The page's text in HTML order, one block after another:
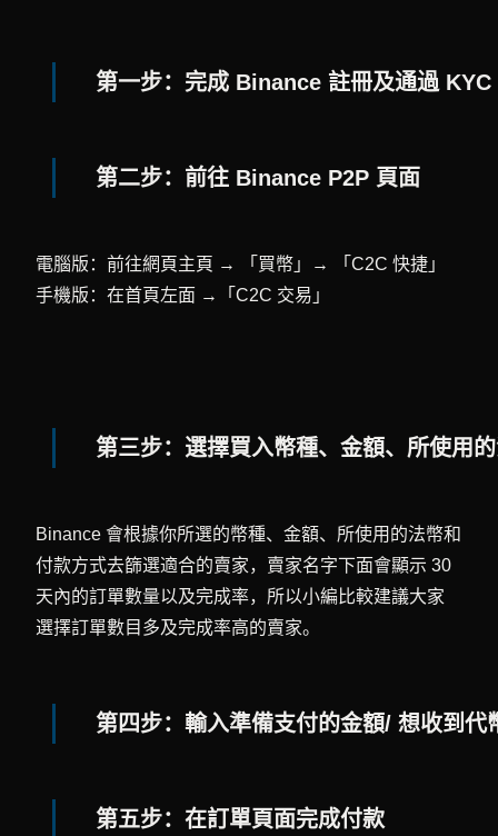
第一步：完成 Binance 註冊及通過 KYC
第二步：前往 Binance P2P 頁面
電腦版：前往網頁主頁 → 「買幣」→ 「C2C 快捷」
手機版：在首頁左面 →「C2C 交易」
第三步：選擇買入幣種、金額、所使用
Binance 會根據你所選的幣種、金額、所使用的法幣和
付款方式去篩選適合的賣家，賣家名字下面會顯示 30
天內的訂單數量以及完成率，所以小編比較建議大家
選擇訂單數目多及完成率高的賣家。
第四步：輸入準備支付的金額/ 想收到代
第五步：在訂單頁面完成付款